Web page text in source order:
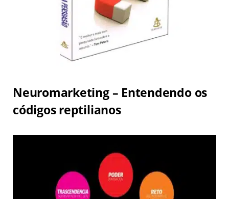
Neuromarketing – Entendendo os
códigos reptilianos